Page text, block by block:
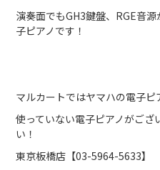
演奏面でもGH3鍵盤、RGE音
子ピアノです！
マルカートではヤマハの電子ピ
使っていない電子ピアノがご
い！
東京板橋店【03-5964-5633】